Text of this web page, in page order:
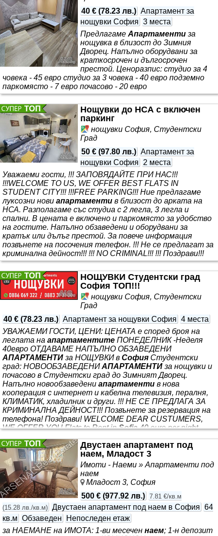
40 € (78.23 лв.) Апартамент за
нощувки София 3 места
Предлагаме Апартаменти за
нощувка в близост до Зимния
Дворец. Напълно оборудвани за
краткосрочен и дългосрочен
престой. Ценоразпис: студио за 4
човека - 45 евро студио за 3 човека - 40 евро подземно
паркомясто - 7 евро почасово - 20 евро
Нощувки до НСА с включен
паркинг
нощувки София, Студентски
Град
50 € (97.80 лв.) Апартамент за
нощувки София
2 места
Уважаеми гости, !!! ЗАПОВЯДАЙТЕ ПРИ НАС!!!
!!!WELCOME TO US, WE OFFER BEST FLATS IN
STUDENT CITY!!! !!!FREE PARKING!!! Ние предлагаме
луксозни нови апартаменти в близост до арката на
НСА. Разполагаме със студиа с 2 легла, 3 легла и
спални. В цената е включено и паркомясто за удобство
на гостите. Напълно обзаведени и оборудвани за
кратък или дълъг престой. За повече информация
позвънете на посочения телефон. !!! Не се предлагат за
криминална дейност!!! !!! NO CRIMINAL!!! !!! Поздрави!!!
НОЩУВКИ Студентски град
София ТОП!!!
нощувки София, Студентски
Град
40 € (78.23 лв.) Апартамент за нощувки София 4 места
УВАЖАЕМИ ГОСТИ, ЦЕНИ: ЦЕНАТА е според броя на
леглата на апартаментите ПОНЕДЕЛНИК -Неделя
40евро ОТДАВАМЕ НАПЪЛНО ОБЗАВЕДЕНИ
АПАРТАМЕНТИ за НОЩУВКИ в София Студентски
град: НОВООБЗАВЕДЕНИАПАРТАМЕНТИ за нощувки и
почасово в Студентски град до Зимният Дворец.
Напълно новообзаведени апартаменти в нова
кооперация с интернет и кабелна телевизия, пералня,
КЛИМАТИК, хладилник и други. !!! НЕ СЕ ПРЕДЛАГА ЗА
КРИМИНАЛНА ДЕЙНОСТ!!! Позвънете за резервация на
телефона! Поздрави! WELCOME DEAR CUSTUMERS,
WE OFFER YOU Flats to Rent inSofia40 euro per night
Двустаен апартамент под
наем, Младост 3
Имоти - Наеми » Апартаменти под
наем
Младост 3, София
500 € (977.92 лв.) 7.81 €/кв.м
(15.28 лв./кв.м) Двустаен апартамент под наем в София 64
кв.м Обзаведен
Непоследен етаж
за НАЕМАНЕ на ИМОТА: 1-ви месечен наем; 1-н депозит